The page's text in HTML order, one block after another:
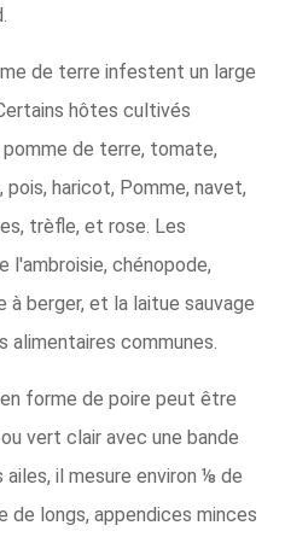
de terre infestent un large
hôtes cultivés
de terre, tomate,
haricot, Pomme, navet,
trèfle, et rose. Les
l'ambroisie, chénopode,
à berger, et la laitue sauvage
communes.
forme de poire peut être
vert clair avec une bande
il mesure environ ⅛ de
de longs, appendices minces